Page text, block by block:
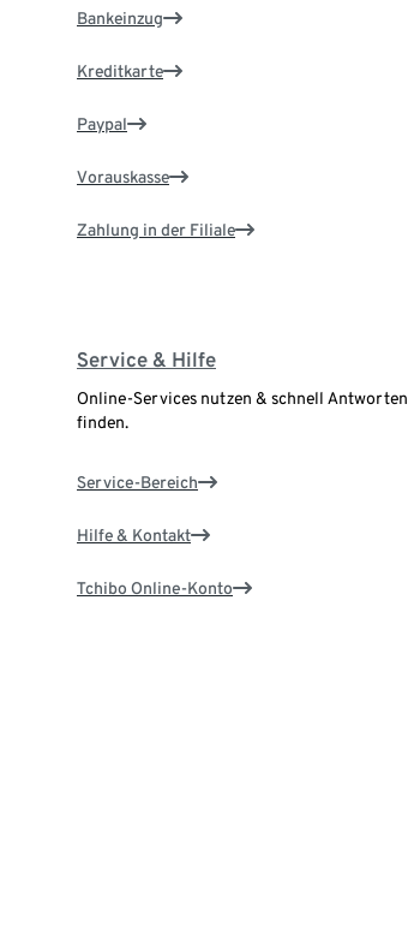
Bankeinzug
Kreditkarte
Paypal
Vorauskasse
Zahlung in der Filiale
Service & Hilfe
Online-Services nutzen & schnell Antworten
finden.
Service-Bereich
Hilfe & Kontakt
Tchibo Online-Konto